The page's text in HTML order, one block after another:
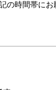
の時間帯にお